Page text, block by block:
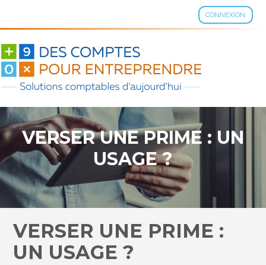
CONNEXION
Aller
contenu
VERSER UNE PRIME : UN
USAGE ?
VERSER UNE PRIME :
UN USAGE ?